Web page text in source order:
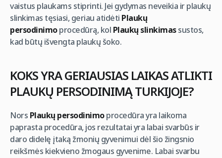
vaistus plaukams stiprinti. Jei gydymas neveikia ir plaukų
slinkimas tęsiasi, geriau atidėti Plaukų
persodinimoprocedūrą, kol Plaukų slinkimassustos,
kad būtų išvengta plaukų šoko.
KOKS YRA GERIAUSIAS LAIKAS ATLIKTI
PLAUKŲ PERSODINIMĄ TURKIJOJE?
Nors Plaukų persodinimoprocedūra yra laikoma
paprasta procedūra, jos rezultatai yra labai svarbūs ir
daro didelę įtaką žmonių gyvenimui dėl šio žingsnio
reikšmės kiekvieno žmogaus gyvenime. Labai svarbu